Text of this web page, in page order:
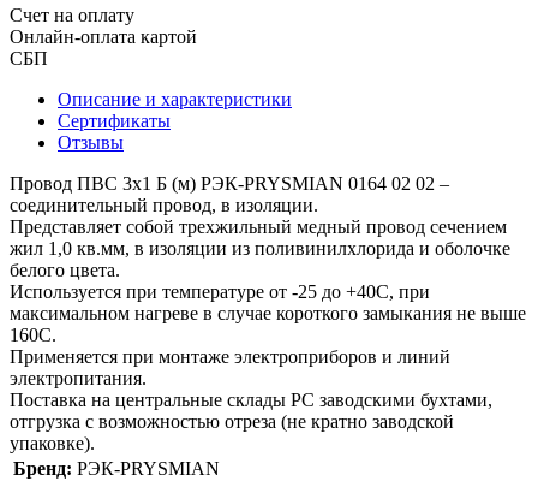
Счет на оплату
Онлайн-оплата картой
СБП
Описание и характеристики
Сертификаты
Отзывы
Провод ПВС 3х1 Б (м) РЭК-PRYSMIAN 0164 02 02 –
соединительный провод, в изоляции.
Представляет собой трехжильный медный провод сечением
жил 1,0 кв.мм, в изоляции из поливинилхлорида и оболочке
белого цвета.
Используется при температуре от -25 до +40С, при
максимальном нагреве в случае короткого замыкания не выше
160С.
Применяется при монтаже электроприборов и линий
электропитания.
Поставка на центральные склады РС заводскими бухтами,
отгрузка с возможностью отреза (не кратно заводской
упаковке).
Бренд: РЭК-PRYSMIAN